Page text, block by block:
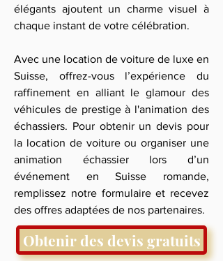
élégants ajoutent un charme visuel à
chaque instant de votre célébration.
Avec une location de voiture de luxe en
Suisse, offrez-vous l’expérience du
raffinement en alliant le glamour des
véhicules de prestige à l'animation des
échassiers. Pour obtenir un devis pour
la location de voiture ou organiser une
animation échassier lors d’un
événement en Suisse romande,
remplissez notre formulaire et recevez
des offres adaptées de nos partenaires.
Obtenir des devis gratuits